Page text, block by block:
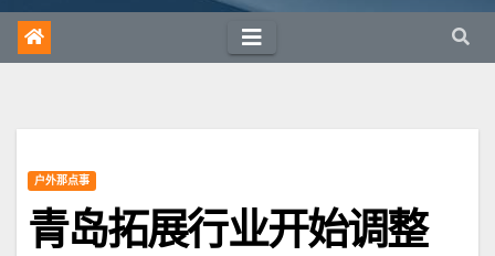
户外那点事
青岛拓展行业开始调整